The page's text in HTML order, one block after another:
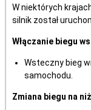
W niektórych
silnik został
Włączanie biegu
Wsteczny bieg
samochodu.
Zmiana biegu na